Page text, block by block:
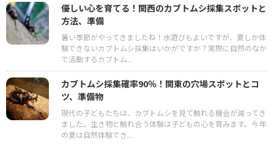
優しい心を育てる！関西のカブトムシ採集スポットと
方法、準備
暑い季節がやってきましたね！水遊びもよいですが、夏しか体
験できないカブトムシ採集はいかがですか？実際に自然のなか
で活動するカブトム...
カブトムシ採集確率90％！関東の穴場スポットとコ
ツ、準備物
現代の子どもたちは、カブトムシを見て触れる機会が減ってき
ました。生き物と触れ合う体験は子どもの心を育みます。今年
の夏は自然体験でき...